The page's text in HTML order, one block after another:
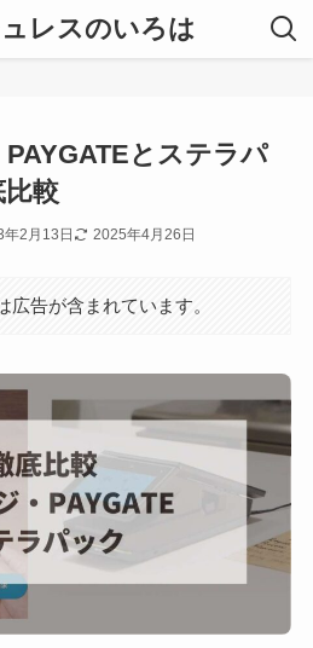
レスのいろは
とステラパ
較
2月13日 2025年4月26日
広告が含まれています。